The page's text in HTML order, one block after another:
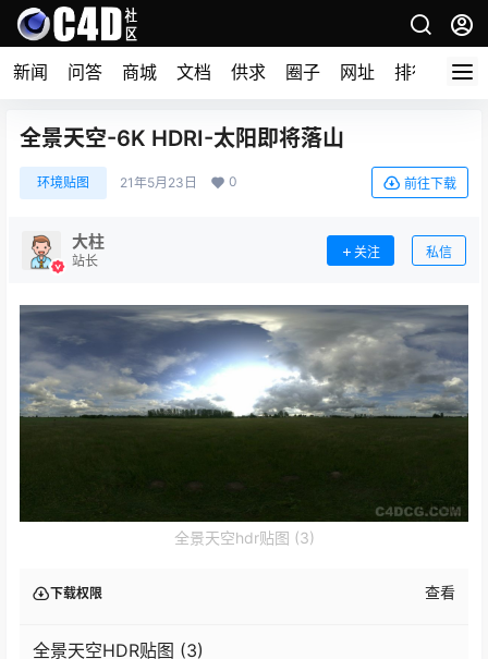
新闻 问答 商城 文档 供求 圈子 网址 排行榜
全景天空-6K HDRI-太阳即将落山
环境贴图 21年5月23日 0 前往下载
大柱
站长
关注 私信
全景天空hdr贴图 (3)
下载权限 查看
全景天空HDR贴图 (3)